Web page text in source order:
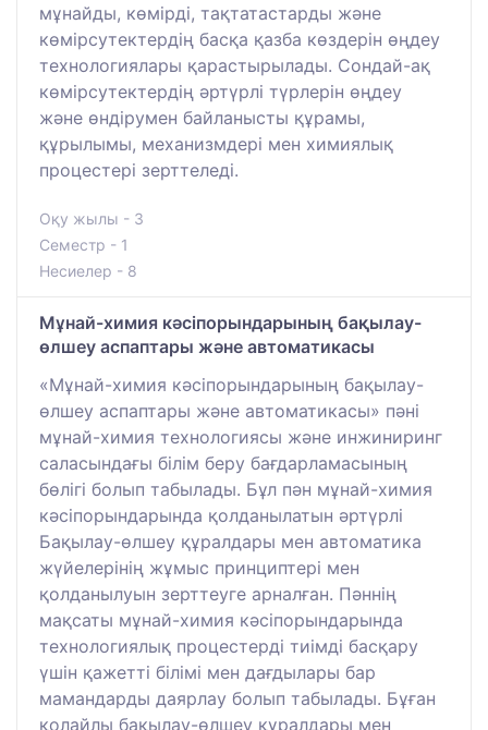
мұнайды, көмірді, тақтатастарды және
көмірсутектердің басқа қазба көздерін өңдеу
технологиялары қарастырылады. Сондай-ақ
көмірсутектердің әртүрлі түрлерін өңдеу
және өндірумен байланысты құрамы,
құрылымы, механизмдері мен химиялық
процестері зерттеледі.
Оқу жылы - 3
Семестр - 1
Несиелер - 8
Мұнай-химия кәсіпорындарының бақылау-
өлшеу аспаптары және автоматикасы
«Мұнай-химия кәсіпорындарының бақылау-
өлшеу аспаптары және автоматикасы» пәні
мұнай-химия технологиясы және инжиниринг
саласындағы білім беру бағдарламасының
бөлігі болып табылады. Бұл пән мұнай-химия
кәсіпорындарында қолданылатын әртүрлі
Бақылау-өлшеу құралдары мен автоматика
жүйелерінің жұмыс принциптері мен
қолданылуын зерттеуге арналған. Пәннің
мақсаты мұнай-химия кәсіпорындарында
технологиялық процестерді тиімді басқару
үшін қажетті білімі мен дағдылары бар
мамандарды даярлау болып табылады. Бұған
қолайлы бақылау-өлшеу құралдары мен